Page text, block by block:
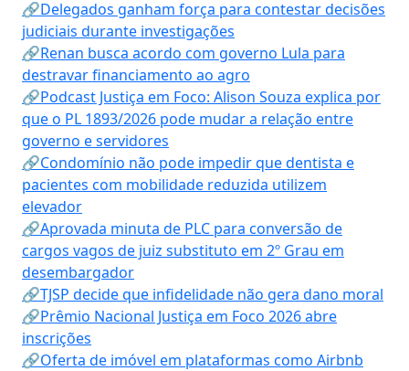
🔗Delegados ganham força para contestar decisões
judiciais durante investigações
🔗Renan busca acordo com governo Lula para
destravar financiamento ao agro
🔗Podcast Justiça em Foco: Alison Souza explica por
que o PL 1893/2026 pode mudar a relação entre
governo e servidores
🔗Condomínio não pode impedir que dentista e
pacientes com mobilidade reduzida utilizem
elevador
🔗Aprovada minuta de PLC para conversão de
cargos vagos de juiz substituto em 2º Grau em
desembargador
🔗TJSP decide que infidelidade não gera dano moral
🔗Prêmio Nacional Justiça em Foco 2026 abre
inscrições
🔗Oferta de imóvel em plataformas como Airbnb